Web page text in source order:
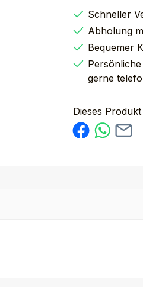
Schneller
Abholung
Bequemer
gerne
Dieses